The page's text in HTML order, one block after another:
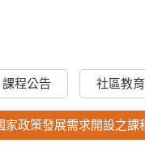
課程公告 社區教
家政策發展需求開設之課